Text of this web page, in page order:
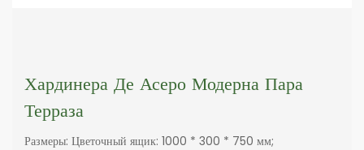
Хардинера Де Асеро Модерна Пара
Терраза
Размеры: Цветочный ящик: 1000 * 300 * 750 мм;